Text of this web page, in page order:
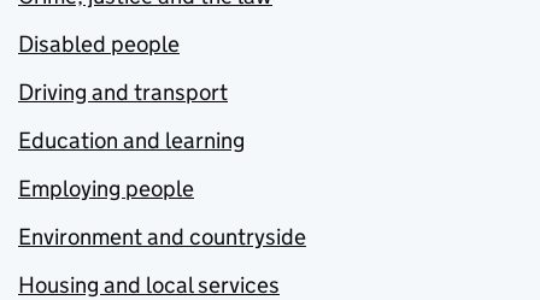
Disabled people
Driving and transport
Education and learning
Employing people
Environment and countryside
Housing and local services